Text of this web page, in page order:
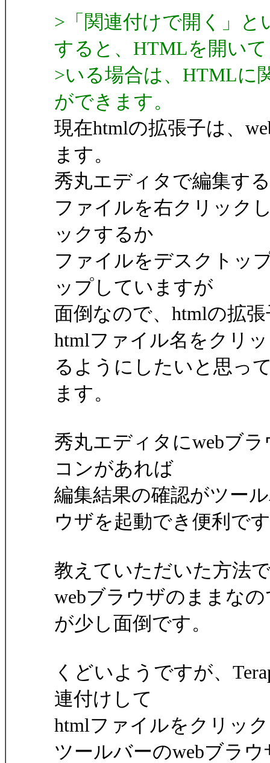
>「関連付けで開く」
すると、HTMLを開いて
>いる場合は、HTMLに
ができます。
現在htmlの拡張子は、
ます。
秀丸エディタで編集す
ファイルを右クリック
ックするか
ファイルをデスクトッ
ップしていますが
面倒なので、htmlの拡
htmlファイル名をクリ
るようにしたいと思っ
ます。
秀丸エディタにwebブ
コンがあれば
編集結果の確認がツー
ウザを起動でき便利で
教えていただいた方法
webブラウザのままな
が少し面倒です。
くどいようですが、
連付けして
htmlファイルをクリッ
ツールバーのwebブラ